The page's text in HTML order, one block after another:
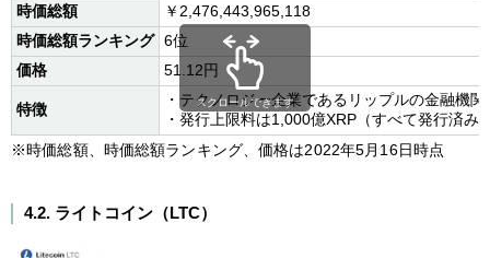
時価総額
￥2,476,443,965,118
時価総額ランキング 6位
価格
51.12円
特徴
・テクノロジー企業であるリップルの金融機
・発行上限料は1,000億XRP（すべて発行済み
スクロールできます
※時価総額、時価総額ランキング、価格は2022年5月16日時点
4.2. ライトコイン（LTC）